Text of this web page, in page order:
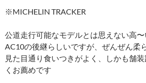
※MICHELIN TRACKER
公道走行可能なモデルとは思えない高〜
AC10の後継らしいですが、ぜんぜん柔
見た目通り食いつきがよく、しかも舗
くお薦めです